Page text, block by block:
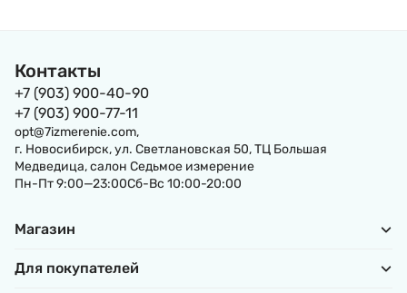
Контакты
+7 (903) 900-40-90
+7 (903) 900-77-11
opt@7izmerenie.com,
г. Новосибирск, ул. Светлановская 50, ТЦ Большая
Медведица, салон Седьмое измерение
Пн-Пт 9:00—23:00Сб-Вс 10:00-20:00
Магазин
Для покупателей